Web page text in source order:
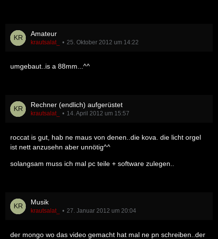
Amateur
krautsalat_ 25. Oktober 2012 um 14:22
umgebaut..is a 88mm...^^
Rechner (endlich) aufgerüstet
krautsalat_ 14. April 2012 um 15:57
roccat is gut, hab ne maus von denen..die kova. die licht orgel
ist nett anzusehn aber unnötig^^
solangsam muss ich mal pc teile + software zulegen..
Musik
krautsalat_ 27. Januar 2012 um 20:04
der mongo wo das video gemacht hat mal ne pn schreiben..der